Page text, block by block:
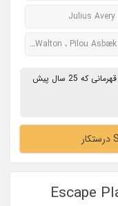
Julius Avery
Sylvester Stallone ، Javon "Wanna" Walton ، Pilou Asbæk
پسر بچه ای در یک اتفاق متوجه میشود ابر قهرمانی که 25 سال پیش